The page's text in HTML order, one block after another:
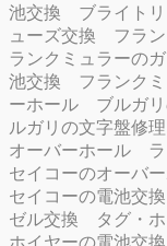
池交換
ブライト
ューズ交換
フラ
ランクミュラーの
池交換
フランク
ーホール
ブルガ
ルガリの文字盤修理
オーバーホール
セイコーのオーバ
セイコーの電池交換
ゼル交換
タグ・
ホイヤーの電池交換